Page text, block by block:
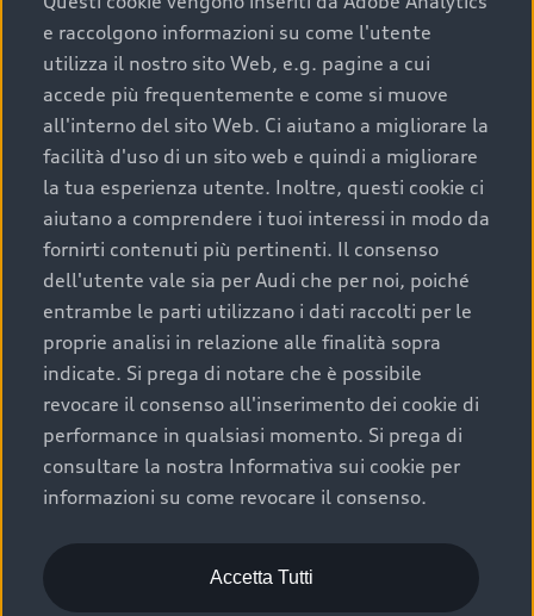
e raccolgono informazioni su come l'utente
utilizza il nostro sito Web, e.g. pagine a cui
accede più frequentemente e come si muove
all'interno del sito Web. Ci aiutano a migliorare la
facilità d'uso di un sito web e quindi a migliorare
la tua esperienza utente. Inoltre, questi cookie ci
aiutano a comprendere i tuoi interessi in modo da
fornirti contenuti più pertinenti. Il consenso
dell'utente vale sia per Audi che per noi, poiché
entrambe le parti utilizzano i dati raccolti per le
proprie analisi in relazione alle finalità sopra
indicate. Si prega di notare che è possibile
revocare il consenso all'inserimento dei cookie di
performance in qualsiasi momento. Si prega di
consultare la nostra Informativa sui cookie per
informazioni su come revocare il consenso.
Accetta Tutti